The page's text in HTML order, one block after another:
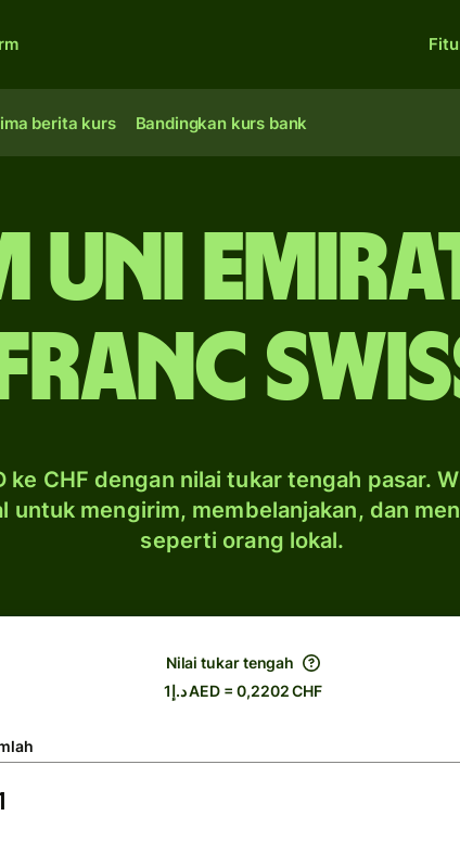
berita kurs Bandingkan kurs bank
Uni
ke CHF dengan nilai tukar tengah pasar.
untuk mengirim, membelanjakan, dan
seperti orang lokal.
Nilai tukar tengah
د.إ1 AED = 0,2202 CHF